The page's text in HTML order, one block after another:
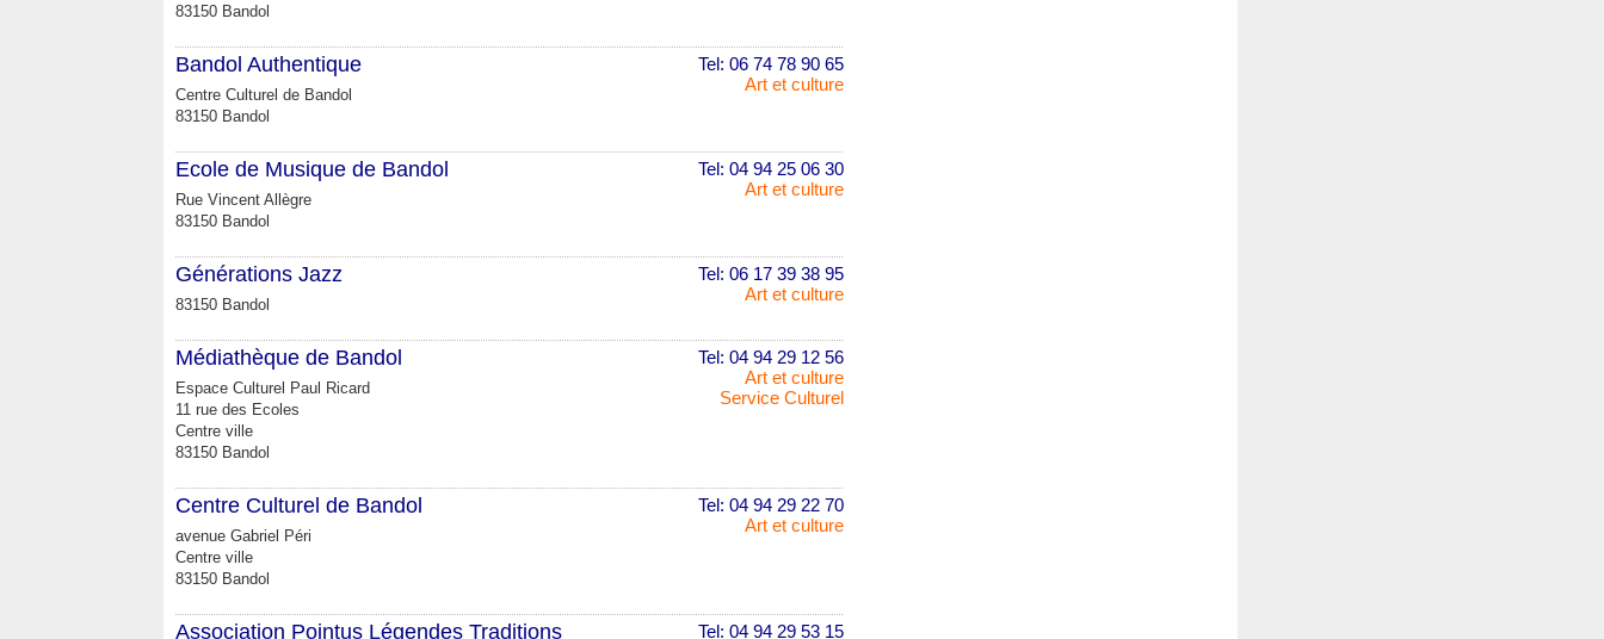
83150 Bandol
Tel: 06 74 78 90 65
Art et culture
Bandol Authentique
Centre Culturel de Bandol
83150 Bandol
Tel: 04 94 25 06 30
Art et culture
Ecole de Musique de Bandol
Rue Vincent Allègre
83150 Bandol
Tel: 06 17 39 38 95
Art et culture
Générations Jazz
83150 Bandol
Tel: 04 94 29 12 56
Art et culture
Service Culturel
Médiathèque de Bandol
Espace Culturel Paul Ricard
11 rue des Ecoles
Centre ville
83150 Bandol
Tel: 04 94 29 22 70
Art et culture
Centre Culturel de Bandol
avenue Gabriel Péri
Centre ville
83150 Bandol
Tel: 04 94 29 53 15
Association Pointus Légendes Traditions